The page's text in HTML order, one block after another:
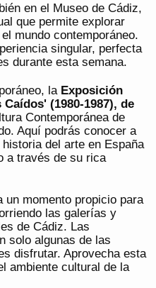
en el Museo de Cádiz,
que permite explorar
mundo contemporáneo.
singular, perfecta
durante esta semana.
la Exposición
(1980-1987), de
Contemporánea de
Aquí podrás conocer a
del arte en España
a través de su rica
un momento propicio para
las galerías y
de Cádiz. Las
solo algunas de las
disfrutar. Aprovecha esta
ambiente cultural de la